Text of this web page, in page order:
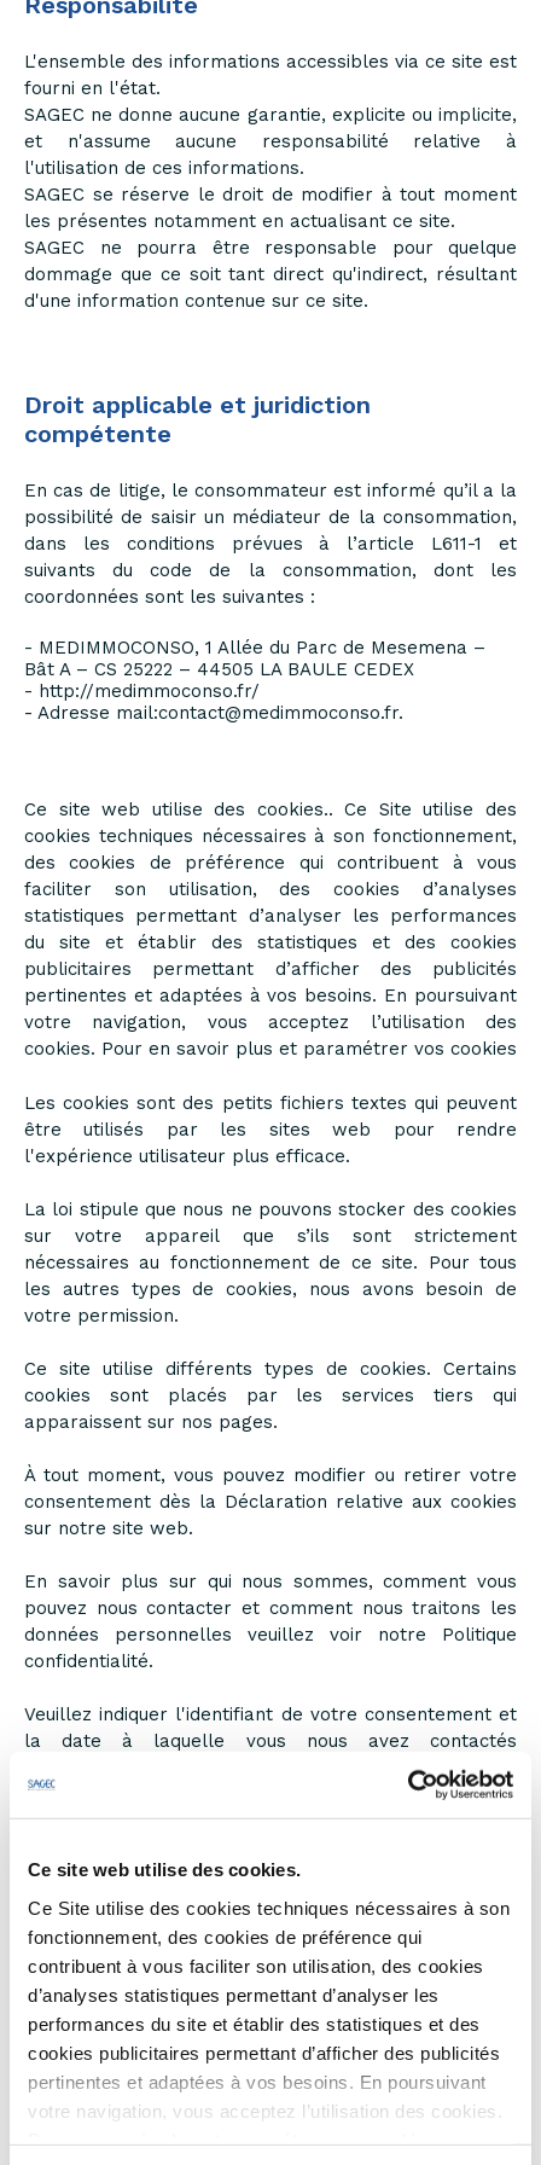
Ce site web utilise des cookies.
Ce Site utilise des cookies techniques nécessaires à son
fonctionnement, des cookies de préférence qui
contribuent à vous faciliter son utilisation, des cookies
d’analyses statistiques permettant d’analyser les
performances du site et établir des statistiques et des
cookies publicitaires permettant d’afficher des publicités
pertinentes et adaptées à vos besoins. En poursuivant
votre navigation, vous acceptez l’utilisation des cookies.
L'ensemble des informations accessibles via ce site est
fourni en l'état.
SAGEC ne donne aucune garantie, explicite ou implicite,
et n'assume aucune responsabilité relative à
l'utilisation de ces informations.
SAGEC se réserve le droit de modifier à tout moment
les présentes notamment en actualisant ce site.
SAGEC ne pourra être responsable pour quelque
dommage que ce soit tant direct qu'indirect, résultant
d'une information contenue sur ce site.
Droit applicable et juridiction
compétente
En cas de litige, le consommateur est informé qu’il a la
possibilité de saisir un médiateur de la consommation,
dans les conditions prévues à l’article L611-1 et
suivants du code de la consommation, dont les
coordonnées sont les suivantes :
- MEDIMMOCONSO, 1 Allée du Parc de Mesemena –
Bât A – CS 25222 – 44505 LA BAULE CEDEX
- http://medimmoconso.fr/
- Adresse mail:contact@medimmoconso.fr.
Ce site web utilise des cookies.. Ce Site utilise des
cookies techniques nécessaires à son fonctionnement,
des cookies de préférence qui contribuent à vous
faciliter son utilisation, des cookies d’analyses
statistiques permettant d’analyser les performances
du site et établir des statistiques et des cookies
publicitaires permettant d’afficher des publicités
pertinentes et adaptées à vos besoins. En poursuivant
votre navigation, vous acceptez l’utilisation des
cookies. Pour en savoir plus et paramétrer vos cookies
Les cookies sont des petits fichiers textes qui peuvent
être utilisés par les sites web pour rendre
l'expérience utilisateur plus efficace.
La loi stipule que nous ne pouvons stocker des cookies
sur votre appareil que s’ils sont strictement
nécessaires au fonctionnement de ce site. Pour tous
les autres types de cookies, nous avons besoin de
votre permission.
Ce site utilise différents types de cookies. Certains
cookies sont placés par les services tiers qui
apparaissent sur nos pages.
À tout moment, vous pouvez modifier ou retirer votre
consentement dès la Déclaration relative aux cookies
sur notre site web.
En savoir plus sur qui nous sommes, comment vous
pouvez nous contacter et comment nous traitons les
données personnelles veuillez voir notre Politique
confidentialité.
Veuillez indiquer l'identifiant de votre consentement et
la date à laquelle vous nous avez contactés
Votre consentement s'applique aux domaines suivants :
Votre état ​​actuel: Refuser.
Modifiez consentement
Déclaration relative aux cookies mise à jour le
31/07/2026 par Cookiebot
Nécessaires (10)
Les cookies nécessaires contribuent à rendre un site